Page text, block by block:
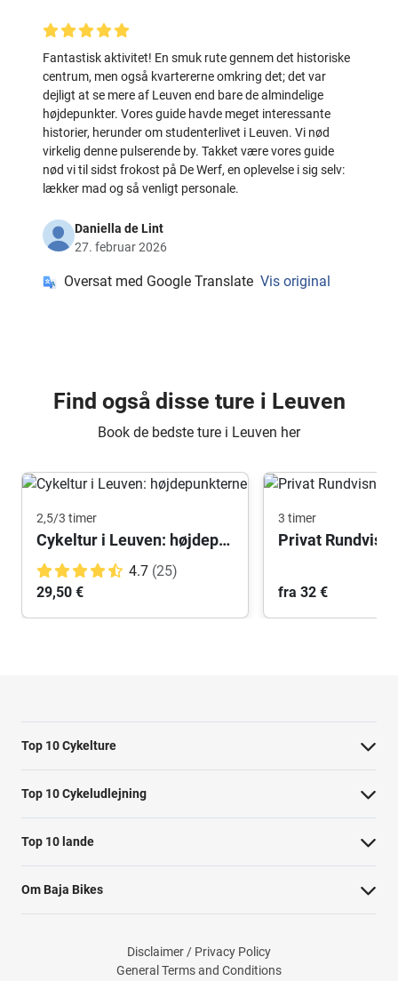
Fantastisk aktivitet! En smuk rute gennem det historiske
centrum, men også kvartererne omkring det; det var
dejligt at se mere af Leuven end bare de almindelige
højdepunkter. Vores guide havde meget interessante
historier, herunder om studenterlivet i Leuven. Vi nød
virkelig denne pulserende by. Takket være vores guide
nød vi til sidst frokost på De Werf, en oplevelse i sig selv:
lækker mad og så venligt personale.
Daniella de Lint
27. februar 2026
Oversat med Google Translate Vis original
Find også disse ture i Leuven
Book de bedste ture i Leuven her
2,5/3 timer
Cykeltur i Leuven: højdepunkterne
4.7 (25)
29,50 €
3 timer
Privat
fra 32 €
Top 10 Cykelture
Cykeltur i Barcelona: højdepunkterne
Cykeltur i Berlin: højdepunkterne
Tur til Paris: højdepunkter
Rom højdepunkter cykeltur
Cykeltur til Amsterdams højdepunkter
Cykeltur til Kobenhavn højdepunkter
Top 10 Cykeludlejning
Barcelona Cykeludlejning
Berlin Cykeludlejning
Paris Cykeludlejning
Valencia Cykeludlejning
Top 10 lande
Cykelture i Holland
Cykelture i Portugal
Om Baja Bikes
Disclaimer / Privacy Policy
General Terms and Conditions